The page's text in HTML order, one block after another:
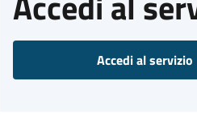
Accedi al servizio